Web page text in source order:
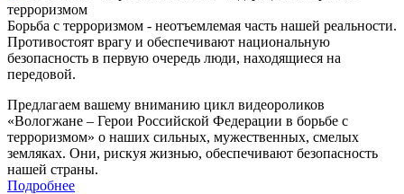
Борьба с терроризмом - неотъемлемая часть нашей реальности.
Противостоят врагу и обеспечивают национальную
безопасность в первую очередь люди, находящиеся на
передовой.
Предлагаем вашему вниманию цикл видеороликов
«Вологжане – Герои Российской Федерации в борьбе с
терроризмом» о наших сильных, мужественных, смелых
земляках. Они, рискуя жизнью, обеспечивают безопасность
нашей страны.
Подробнее